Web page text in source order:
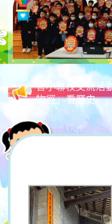
官小聯校交流
物徑」看歷史